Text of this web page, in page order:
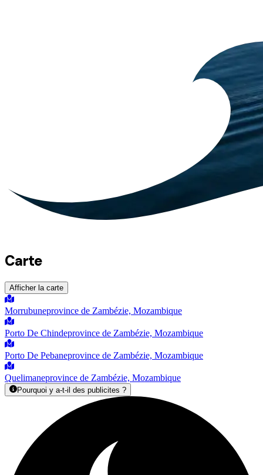
Carte
Afficher la carte
Morrubuneprovince de Zambézie, Mozambique
Porto De Chindeprovince de Zambézie, Mozambique
Porto De Pebaneprovince de Zambézie, Mozambique
Quelimaneprovince de Zambézie, Mozambique
Pourquoi y a-t-il des publicites ?